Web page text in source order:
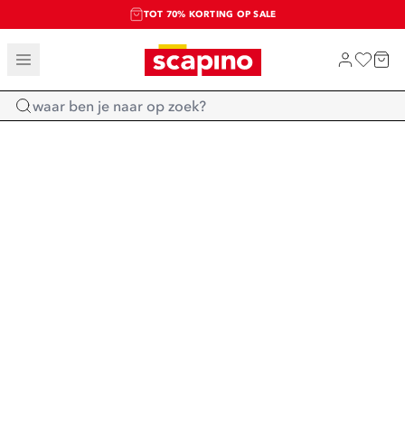
TOT 70% KORTING OP SALE
SALE: LAATSTE KANS!
SHOP NIEUW
Home